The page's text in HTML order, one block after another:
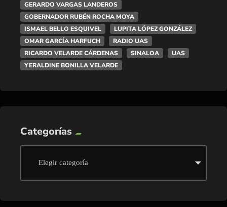
GERARDO VARGAS LANDEROS
GOBERNADOR RUBÉN ROCHA MOYA
ISMAEL BELLO ESQUIVEL
LUPITA LÓPEZ GONZÁLEZ
OMAR GARCÍA HARFUCH
RADIO UAS
RICARDO VELARDE CÁRDENAS
SINALOA
UAS
YERALDINE BONILLA VELARDE
Categorías